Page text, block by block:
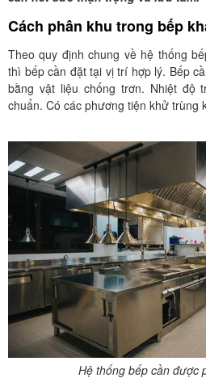
Cách phân khu trong bếp
Theo quy định chung về hệ thống
thì bếp cần đặt tại vị trí hợp lý. Bếp
bằng vật liệu chống trơn. Nhiệt độ
chuẩn. Có các phương tiện khử
Hệ thống bếp cần được